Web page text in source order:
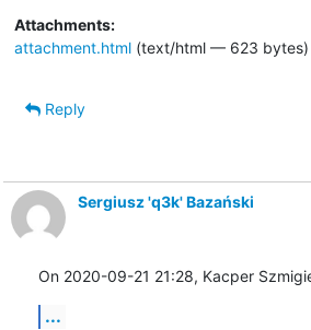
Attachments:
attachment.html(text/html — 623 bytes)
Reply
Sergiusz 'q3k' Bazański
On 2020-09-21 21:28, Kacper
...